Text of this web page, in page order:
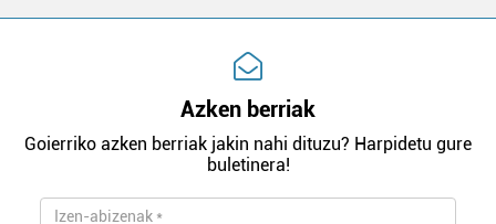
Azken berriak
Goierriko azken berriak jakin nahi dituzu? Harpidetu gure
buletinera!